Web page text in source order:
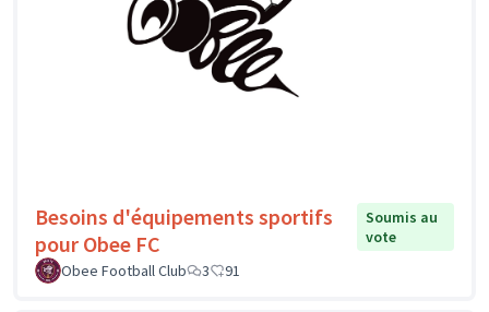
Besoins d'équipements sportifs
pour Obee FC
Soumis au
vote
Obee Football Club
3 91